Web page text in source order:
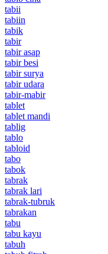
tabii
tabiin
tabik
tabir
tabir asap
tabir besi
tabir surya
tabir udara
tabir-mabir
tablet
tablet mandi
tablig
tablo
tabloid
tabo
tabok
tabrak
tabrak lari
tabrak-tubruk
tabrakan
tabu
tabu kayu
tabuh